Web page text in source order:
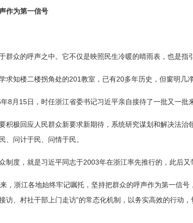
作为第一信号
群众的呼声之中。它不仅是映照民生冷暖的晴雨表，也是指
求知楼二楼拐角处的201教室，已有20多年历史，但窗明几
8月15日，时任浙江省委书记习近平亲自接待了一批又一批
积极回应人民群众新要求新期待，系统研究谋划和解决法
、问计于民、问情于民。
制度，就是习近平同志于2003年在浙江率先推行的，此后
，浙江各地始终牢记嘱托，坚持把群众的呼声作为第一信
访、村社干部上门走访”的常态化机制，以务实高效的行动